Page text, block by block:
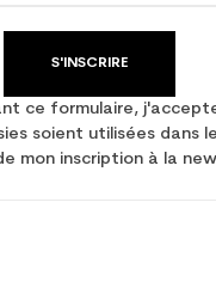
S'INSCRIRE
ce formulaire,
soient utilisées dans
mon inscription à la